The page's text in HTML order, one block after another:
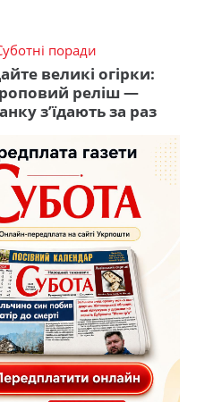
поради
великі огірки:
реліш —
з’їдають за раз